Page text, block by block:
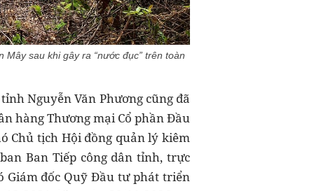
sau khi gây ra “nước đục” trên toàn
Nguyễn Văn Phương cũng đã
hàng Thương mại Cổ phần Đầu
Chủ tịch Hội đồng quản lý kiêm
Ban Tiếp công dân tỉnh, trực
Giám đốc Quỹ Đầu tư phát triển